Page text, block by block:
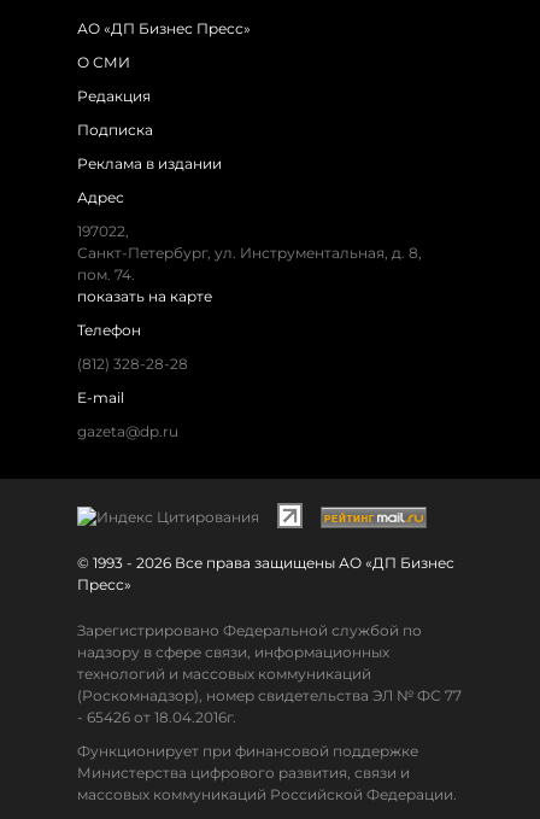
АО «ДП Бизнес Пресс»
О СМИ
Редакция
Подписка
Реклама в издании
Адрес
197022,
Санкт-Петербург, ул. Инструментальная, д. 8,
пом. 74.
показать на карте
Телефон
(812) 328-28-28
E-mail
gazeta@dp.ru
© 1993 - 2026 Все права защищены АО «ДП Бизнес
Пресс»
Зарегистрировано Федеральной службой по
надзору в сфере связи, информационных
технологий и массовых коммуникаций
(Роскомнадзор), номер свидетельства ЭЛ № ФС 77
- 65426 от 18.04.2016г.
Функционирует при финансовой поддержке
Министерства цифрового развития, связи и
массовых коммуникаций Российской Федерации.